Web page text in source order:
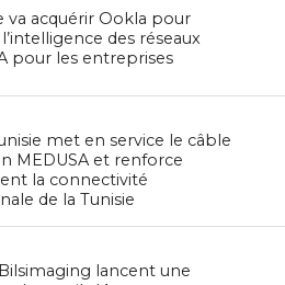
va acquérir Ookla pour
des réseaux
pour les entreprises
met en service le câble
MEDUSA et renforce
la connectivité
de la Tunisie
Bilsimaging lancent une